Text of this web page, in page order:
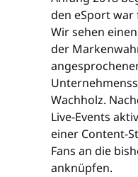
den eSport
Wir sehen
der
Wachholz.
Live-Events
einer Content-
Fans an die
anknüpfen.